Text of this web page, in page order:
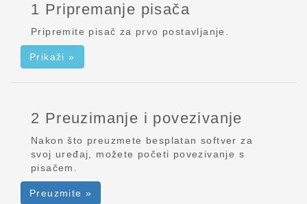
1 Pripremanje pisača
Pripremite pisač za prvo postavljanje.
Prikaži »
2 Preuzimanje i povezivanje
Nakon što preuzmete besplatan softver za
svoj uređaj, možete početi povezivanje s
pisačem.
Preuzmite »